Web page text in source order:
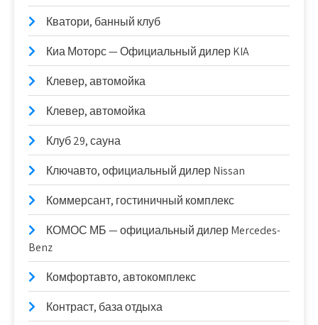
Кватори, банный клуб
Киа Моторс — Официальный дилер KIA
Клевер, автомойка
Клевер, автомойка
Клуб 29, сауна
Ключавто, официальный дилер Nissan
Коммерсант, гостиничный комплекс
КОМОС МБ — официальный дилер Mercedes-
Benz
Комфортавто, автокомплекс
Контраст, база отдыха